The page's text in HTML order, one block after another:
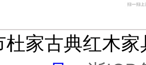
杜家古典红木